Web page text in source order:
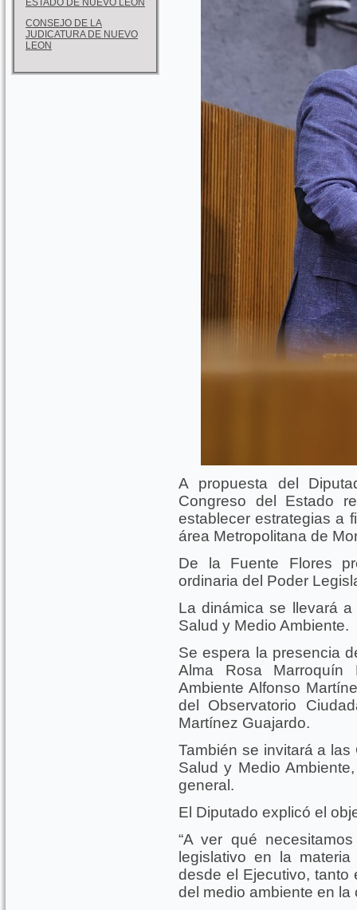
CONSEJO DE LA
JUDICATURA DE NUEVO
LEON
A propuesta del
Congreso del Estado
establecer estrategias a
área Metropolitana de
De la Fuente Flores
ordinaria del Poder
La dinámica se llevará
Salud y Medio Ambiente.
Se espera la presencia
Alma Rosa Marroquín
Ambiente Alfonso
del Observatorio
Martínez Guajardo.
También se invitará a
Salud y Medio
general.
El Diputado explicó el
“A ver qué
legislativo en la
desde el Ejecutivo, tanto
del medio ambiente en la